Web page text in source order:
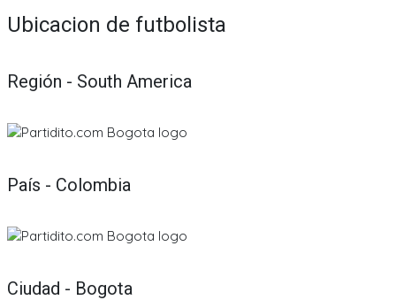
Ubicacion de futbolista
Región - South America
País - Colombia
Ciudad - Bogota